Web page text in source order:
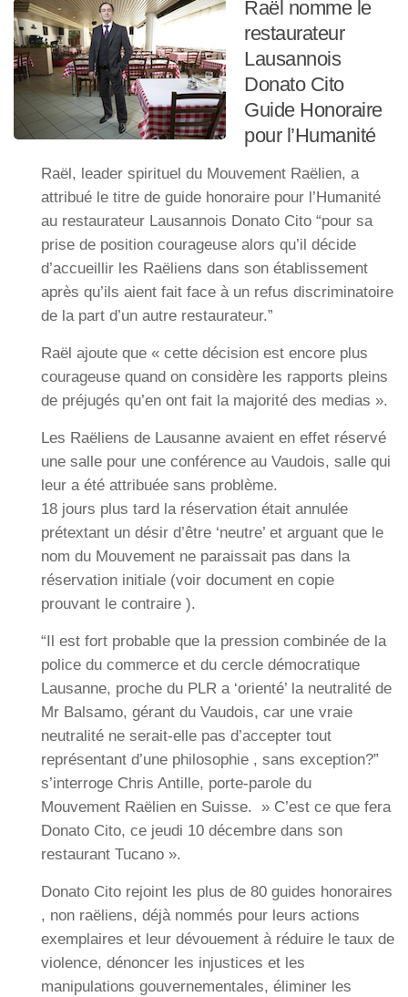
Raël nomme le
restaurateur
Lausannois
Donato Cito
Guide Honoraire
pour l’Humanité
Raël, leader spirituel du Mouvement Raëlien, a
attribué le titre de guide honoraire pour l’Humanité
au restaurateur Lausannois Donato Cito “pour sa
prise de position courageuse alors qu’il décide
d’accueillir les Raëliens dans son établissement
après qu’ils aient fait face à un refus discriminatoire
de la part d’un autre restaurateur.”
Raël ajoute que « cette décision est encore plus
courageuse quand on considère les rapports pleins
de préjugés qu’en ont fait la majorité des medias ».
Les Raëliens de Lausanne avaient en effet réservé
une salle pour une conférence au Vaudois, salle qui
leur a été attribuée sans problème.
18 jours plus tard la réservation était annulée
prétextant un désir d’être ‘neutre’ et arguant que le
nom du Mouvement ne paraissait pas dans la
réservation initiale (voir document en copie
prouvant le contraire ).
“Il est fort probable que la pression combinée de la
police du commerce et du cercle démocratique
Lausanne, proche du PLR a ‘orienté’ la neutralité de
Mr Balsamo, gérant du Vaudois, car une vraie
neutralité ne serait-elle pas d’accepter tout
représentant d’une philosophie , sans exception?”
s’interroge Chris Antille, porte-parole du
Mouvement Raëlien en Suisse. » C’est ce que fera
Donato Cito, ce jeudi 10 décembre dans son
restaurant Tucano ».
Donato Cito rejoint les plus de 80 guides honoraires
, non raëliens, déjà nommés pour leurs actions
exemplaires et leur dévouement à réduire le taux de
violence, dénoncer les injustices et les
manipulations gouvernementales, éliminer les